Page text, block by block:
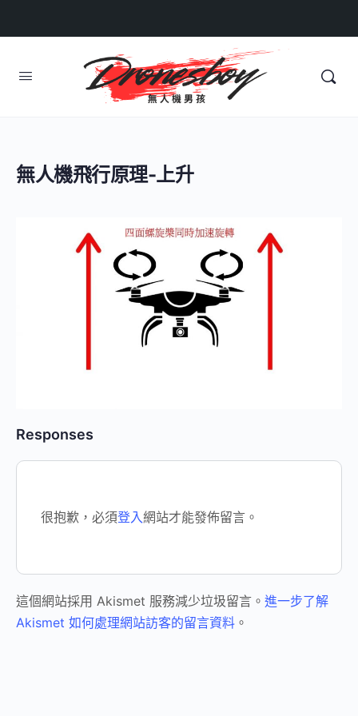
無人機飛行原理-上升
Responses
很抱歉，必須登入網站才能發佈留言。
這個網站採用 Akismet 服務減少垃圾留言。 進一步了解
Akismet 如何處理網站訪客的留言資料 。